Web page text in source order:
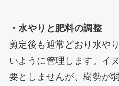
・水やりと肥料の調整
剪定後も通常どおり水や
いように管理します。イ
要としませんが、樹勢が